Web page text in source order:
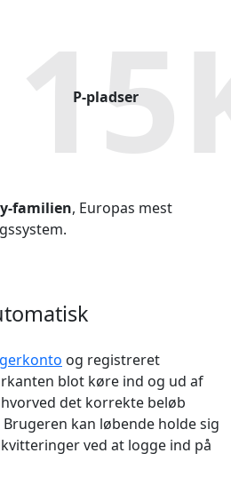
P-pladser
familien, Europas mest
og registreret
blot køre ind og ud af
det korrekte beløb
kan løbende holde sig
ved at logge ind på